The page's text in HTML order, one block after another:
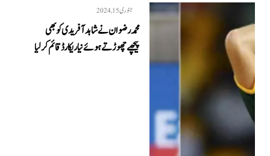
جنوری 15, 2024
محمد رضوان نے شاہد آفریدی کو بھی
پیچھےچھوڑتے ہوئے نیا ریکارڈ قائم کرلیا